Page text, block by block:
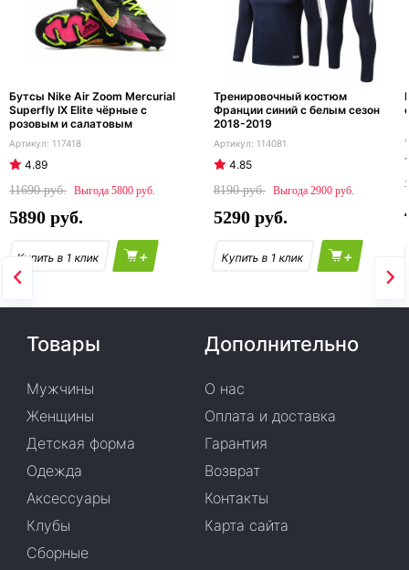
Бутсы Nike Air Zoom Mercurial
Superfly IX Elite чёрные с
розовым и салатовым
117418
4.89
11690
5800
5890
+
Тренировочный костюм
Франции синий с белым сезон
2018-2019
114081
4.85
8190
2900
5290
+
Товары
Мужчины
Женщины
Детская форма
Одежда
Аксессуары
Клубы
Сборные
Дополнительно
О нас
Оплата и доставка
Гарантия
Возврат
Контакты
Карта сайта